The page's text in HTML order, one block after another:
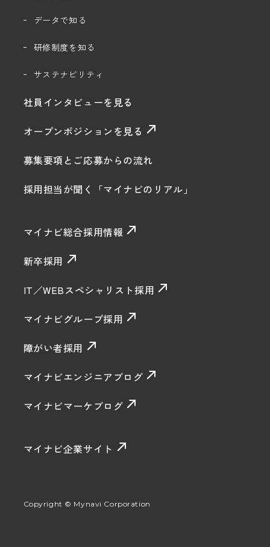
データで知る
研修制度を知る
サステナビリティ
社員インタビューを見る
オープンポジションを見る
募集要項とご応募からの流れ
採用担当が聞く「マイナビのリアル」
マイナビ総合採用情報
新卒採用
IT／WEBスペシャリスト採用
マイナビグループ採用
障がい者採用
マイナビエンジニアブログ
マイナビマーケブログ
マイナビ企業サイト
Copyright © Mynavi Corporation